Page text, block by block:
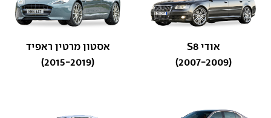
אודי S8
(2007-2009)
אסטון מרטין ראפיד
(2015-2019)